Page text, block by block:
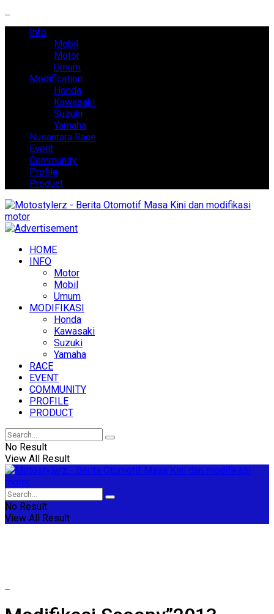
Info
Mobil
Motor
Umum
Modification
Honda
Kawasaki
Suzuki
Yamaha
Nusantara Race
Event
Community
Profile
Product
HOME
INFO
Motor
Mobil
Umum
MODIFIKASI
Honda
Kawasaki
Suzuki
Yamaha
RACE
EVENT
COMMUNITY
PROFILE
PRODUCT
No Result
View All Result
No Result
View All Result